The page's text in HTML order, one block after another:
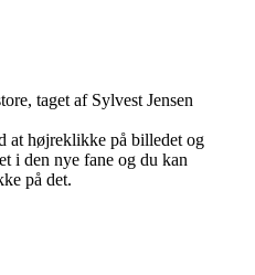
taget af Sylvest Jensen
at højreklikke på billedet og
i den nye fane og du kan
på det.